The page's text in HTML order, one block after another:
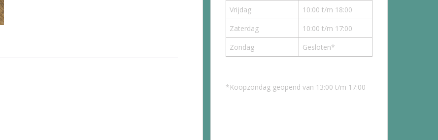
Vrijdag
10:00 t/m 18:00
Zaterdag
10:00 t/m 17:00
Zondag
Gesloten*
*Koopzondag geopend van 13:00 t/m 17:00